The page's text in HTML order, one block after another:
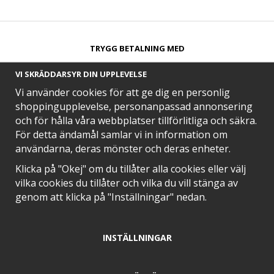
TRYGG BETALNING MED​
SNABB LEVERANS MED
EN DEL AV
VI SKRÄDDARSYR DIN UPPLEVELSE
Vi använder cookies för att ge dig en personlig
shoppingupplevelse, personanpassad annonsering
och för hålla våra webbplatser tillförlitliga och säkra.
För detta ändamål samlar vi in information om
användarna, deras mönster och deras enheter.
Klicka på "Okej" om du tillåter alla cookies eller välj
vilka cookies du tillåter och vilka du vill stänga av
genom att klicka på "Inställningar" nedan.
INSTÄLLNINGAR